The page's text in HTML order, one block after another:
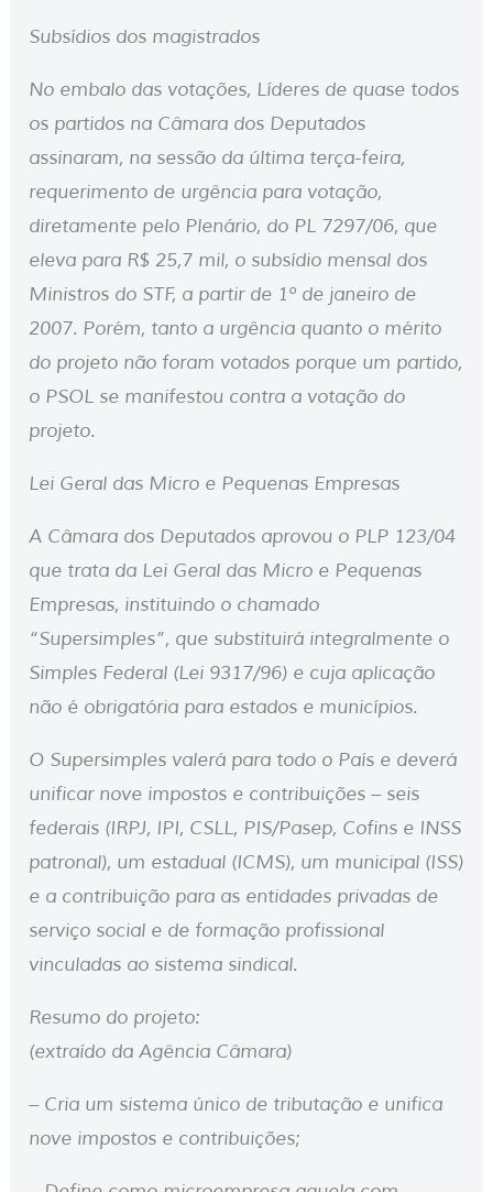
Subsídios dos magistrados
No embalo das votações, Líderes de quase todos
os partidos na Câmara dos Deputados
assinaram, na sessão da última terça-feira,
requerimento de urgência para votação,
diretamente pelo Plenário, do PL 7297/06, que
eleva para R$ 25,7 mil, o subsídio mensal dos
Ministros do STF, a partir de 1º de janeiro de
2007. Porém, tanto a urgência quanto o mérito
do projeto não foram votados porque um partido,
o PSOL se manifestou contra a votação do
projeto.
Lei Geral das Micro e Pequenas Empresas
A Câmara dos Deputados aprovou o PLP 123/04
que trata da Lei Geral das Micro e Pequenas
Empresas, instituindo o chamado
“Supersimples”, que substituirá integralmente o
Simples Federal (Lei 9317/96) e cuja aplicação
não é obrigatória para estados e municípios.
O Supersimples valerá para todo o País e deverá
unificar nove impostos e contribuições – seis
federais (IRPJ, IPI, CSLL, PIS/Pasep, Cofins e INSS
patronal), um estadual (ICMS), um municipal (ISS)
e a contribuição para as entidades privadas de
serviço social e de formação profissional
vinculadas ao sistema sindical.
Resumo do projeto:
(extraído da Agência Câmara)
– Cria um sistema único de tributação e unifica
nove impostos e contribuições;